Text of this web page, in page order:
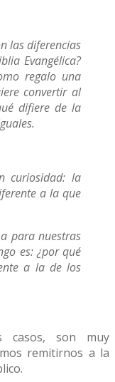
las diferencias
Evangélica?
regalo una
convertir al
difiere de la
curiosidad: la
a la que
para nuestras
es: ¿por qué
a la de los
casos, son muy
remitirnos a la